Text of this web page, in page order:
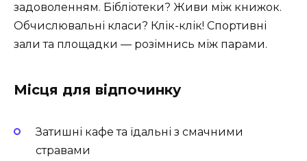
задоволенням. Бібліотеки? Живи між книжок.
Обчислювальні класи? Клік-клік! Спортивні
зали та площадки — розімнись між парами.
Місця для відпочинку
Затишні кафе та їдальні з смачними
стравами